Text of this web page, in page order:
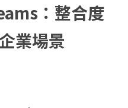
：整合度
業場景